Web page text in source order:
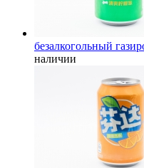
безалкогольный
наличии